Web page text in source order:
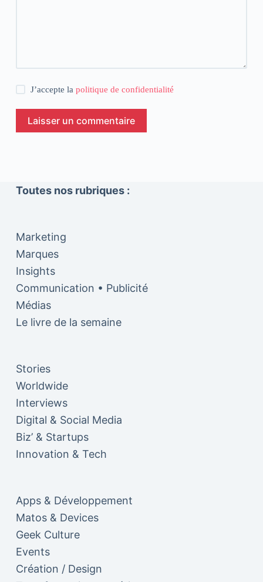
J’accepte lapolitique de confidentialité
Laisser un commentaire
Toutes nos rubriques :
Marketing
Marques
Insights
Communication • Publicité
Médias
Le livre de la semaine
Stories
Worldwide
Interviews
Digital & Social Media
Biz’ & Startups
Innovation & Tech
Apps & Développement
Matos & Devices
Geek Culture
Events
Création / Design